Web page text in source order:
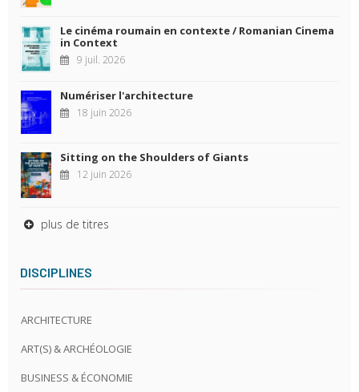
Le cinéma roumain en contexte / Romanian Cinema
in Context
9 juil. 2026
Numériser l'architecture
18 juin 2026
Sitting on the Shoulders of Giants
12 juin 2026
plus de titres
DISCIPLINES
ARCHITECTURE
ART(S) & ARCHÉOLOGIE
BUSINESS & ÉCONOMIE